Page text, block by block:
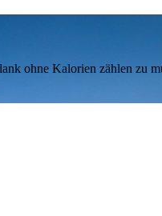
ohne Kalorien zählen zu